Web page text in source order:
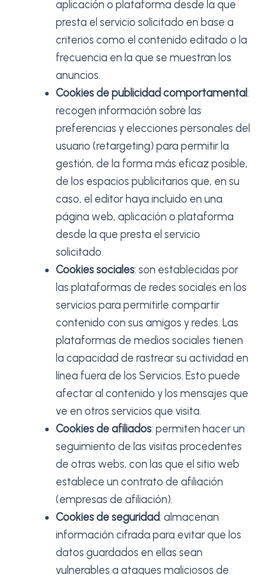
aplicación o plataforma desde la que
presta el servicio solicitado en base a
criterios como el contenido editado o la
frecuencia en la que se muestran los
anuncios.
Cookies de publicidad comportamental:
recogen información sobre las
preferencias y elecciones personales del
usuario (retargeting) para permitir la
gestión, de la forma más eficaz posible,
de los espacios publicitarios que, en su
caso, el editor haya incluido en una
página web, aplicación o plataforma
desde la que presta el servicio
solicitado.
Cookies sociales: son establecidas por
las plataformas de redes sociales en los
servicios para permitirle compartir
contenido con sus amigos y redes. Las
plataformas de medios sociales tienen
la capacidad de rastrear su actividad en
línea fuera de los Servicios. Esto puede
afectar al contenido y los mensajes que
ve en otros servicios que visita.
Cookies de afiliados: permiten hacer un
seguimiento de las visitas procedentes
de otras webs, con las que el sitio web
establece un contrato de afiliación
(empresas de afiliación).
Cookies de seguridad: almacenan
información cifrada para evitar que los
datos guardados en ellas sean
vulnerables a ataques maliciosos de